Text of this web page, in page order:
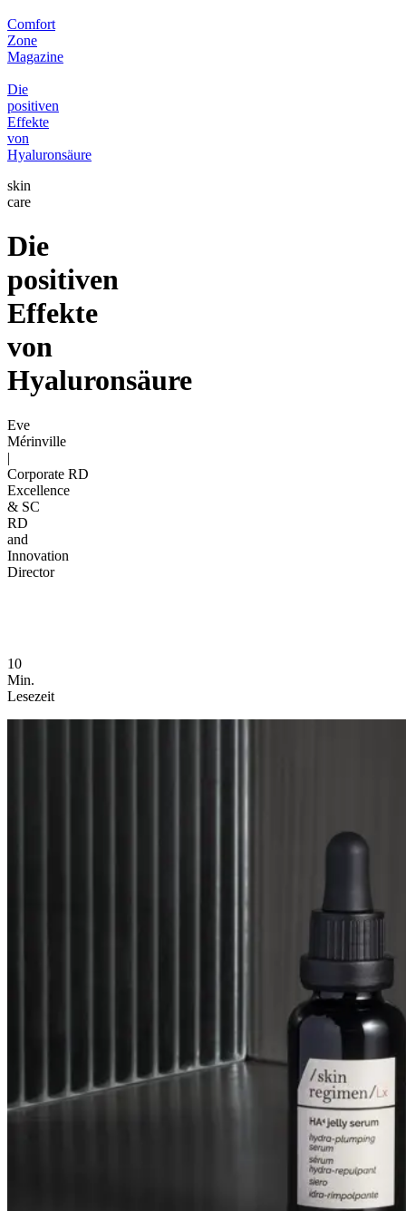
Comfort
Zone
Magazine
Die
positiven
Effekte
von
Hyaluronsäure
skin
care
Die
positiven
Effekte
von
Hyaluronsäure
Eve
Mérinville
|
Corporate RD
Excellence
& SC
RD
and
Innovation
Director
10
Min.
Lesezeit